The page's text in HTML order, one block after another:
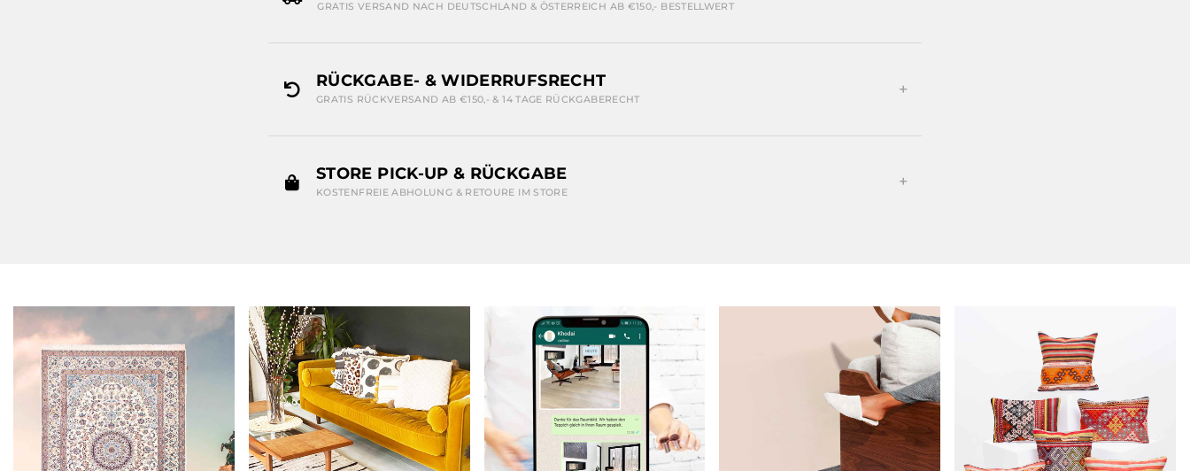
GRATIS VERSAND NACH DEUTSCHLAND & ÖSTERREICH AB €150,- BESTELLWERT
RÜCKGABE- & WIDERRUFSRECHT
GRATIS RÜCKVERSAND AB €150,- & 14 TAGE RÜCKGABERECHT
STORE PICK-UP & RÜCKGABE
KOSTENFREIE ABHOLUNG & RETOURE IM STORE